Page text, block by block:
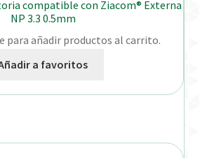
compatible con Ziacom® Externa
NP 3.3 0.5mm
para añadir productos al carrito.
a favoritos